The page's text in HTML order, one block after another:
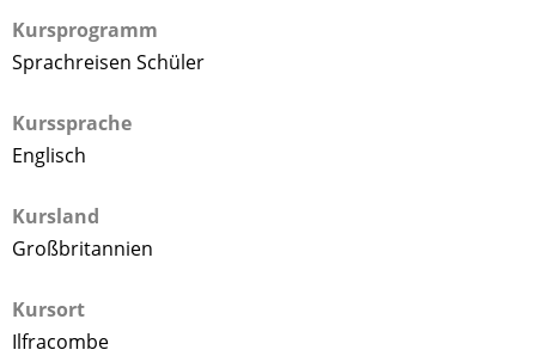
Kursprogramm
Sprachreisen Schüler
Kurssprache
Englisch
Kursland
Großbritannien
Kursort
Ilfracombe